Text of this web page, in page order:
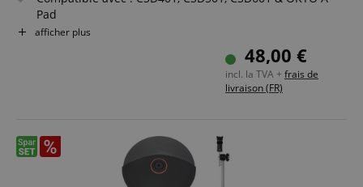
Pad
Couleur : Noir
afficher plus
48,00 €
incl. la TVA + frais de
livraison (FR)